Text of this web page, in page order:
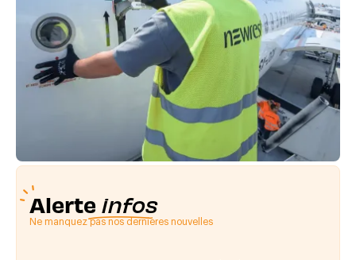
Alerte infos
Ne manquez pas nos dernières nouvelles